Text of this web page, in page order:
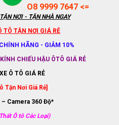
O8 9999 7647 <=
NƠI - TẬN NHÀ NGAY
TÔ TẬN NƠI GIÁ RẺ
HÃNG - GIẢM 10%
CHIẾU HẬU ÔTÔ GIÁ RẺ
Ô TÔ GIÁ RẺ
Tận Nơi Giá Rẻ]
– Camera 360 Độ*
Ô tô Các Loại)